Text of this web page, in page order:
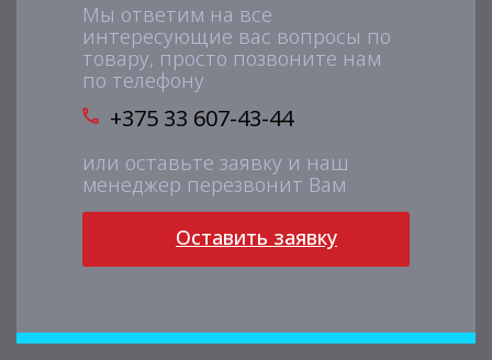
Мы ответим на все
интересующие вас вопросы по
товару, просто позвоните нам
по телефону
+375 33 607-43-44
или оставьте заявку и наш
менеджер перезвонит Вам
Оставить заявку